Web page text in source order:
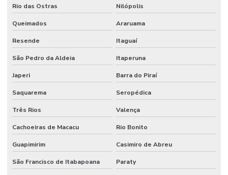
Rio das Ostras Nilópolis
Queimados Araruama
Resende Itaguaí
São Pedro da Aldeia Itaperuna
Japeri Barra do Piraí
Saquarema Seropédica
Três Rios Valença
Cachoeiras de Macacu Rio Bonito
Guapimirim Casimiro de Abreu
São Francisco de Itabapoana Paraty